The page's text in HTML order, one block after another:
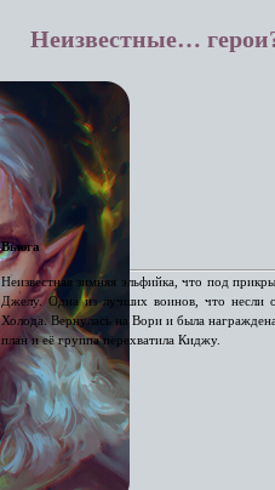
Неизвестные…
Вьюга
Неизвестная зимняя эльфийка, что под
Джелу. Одна из лучших воинов, что несли
Холода. Вернулась на Вори и была
план и её группа перехватила Киджу.